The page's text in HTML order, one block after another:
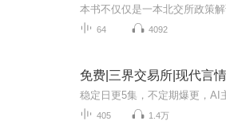
64 4092
免费|三界交易所|现代言
405 1.4万